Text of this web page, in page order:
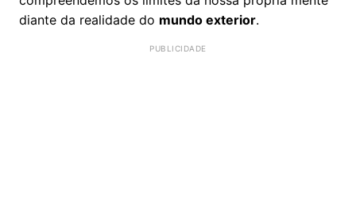
diante da realidade do mundo exterior.